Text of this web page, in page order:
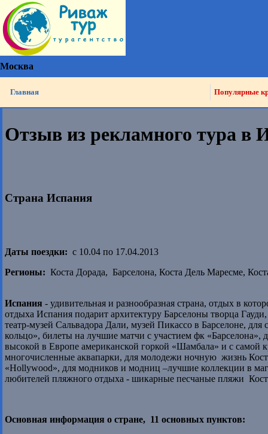
Москва
Главная Популярные
Отзыв из рекламного тура в
Страна Испания
Даты поездки: с 10.04 по 17.04.2013
Регионы: Коста Дорада, Барселона, Коста Дель Маресме,
Испания - удивительная и разнообразная страна, отдых в
отдыха Испания подарит архитектуру Барселоны творца
театр-музей Сальвадора Дали, музей Пикассо в Барселоне,
кольцо», билеты на лучшие матчи с участием фк
высокой в Европе американской горкой «Шамбала» и с самой
многочисленные аквапарки, для молодежи ночную жизнь
«Hollywood», для модников и модниц –лучшие коллекции в
любителей пляжного отдыха - шикарные песчаные пляжи
Основная информация о стране, 11 основных пунктов: